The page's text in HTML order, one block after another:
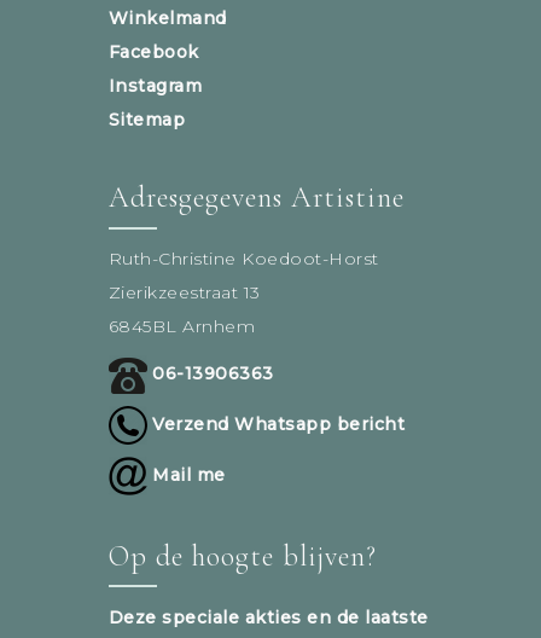
Winkelmand
Facebook
Instagram
Sitemap
Adresgegevens Artistine
Ruth-Christine Koedoot-Horst
Zierikzeestraat 13
6845BL Arnhem
06-13906363
Verzend Whatsapp bericht
Mail me
Op de hoogte blijven?
Deze speciale akties en de laatste